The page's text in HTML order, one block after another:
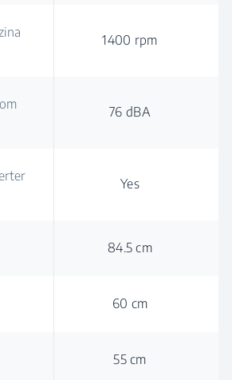
1400 rpm
76 dBA
Yes
84.5 cm
60 cm
55 cm